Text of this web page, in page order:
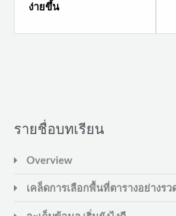
ง่ายขึ้น
ข้อมูล
รายชื่อบทเรียน
Overview
เคล็ดการเลือกพื้นที่ตารางอย่างรว